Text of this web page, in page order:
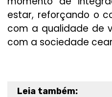
estar, reforçando o
com a qualidade de
com a sociedade
Leia também: